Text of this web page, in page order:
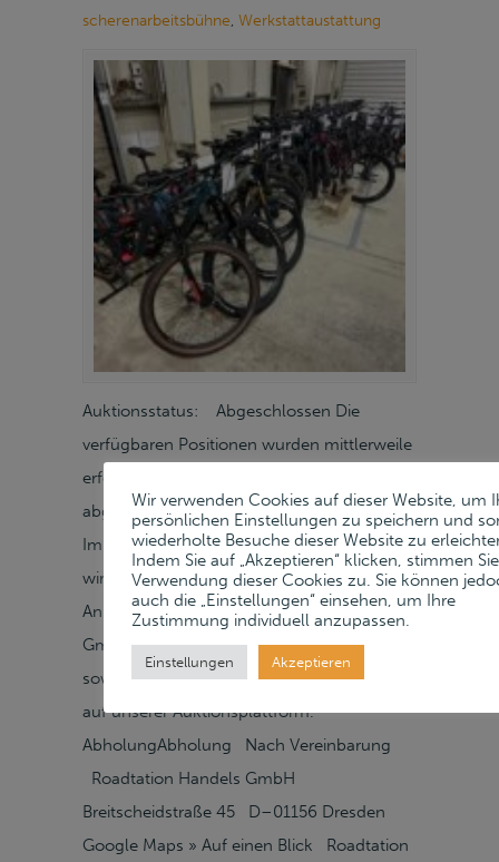
scherenarbeitsbühne, Werkstattaustattung
Auktionsstatus: Abgeschlossen Die
verfügbaren Positionen wurden mittlerweile
erfolgreich verkauft. Diese Auktion ist somit
abgeschlossen. Freiverkauf/Online-Auktion
Im Auftrag der Berechtigten versteigerten
wir gegen Höchstgebot das mobile
Anlagevermögen der Roadtation Handels
GmbH aus Dresden in einer Online-Auktion
sowie einem darauf folgenden Freiverkauf
auf unserer Auktionsplattform.
AbholungAbholung Nach Vereinbarung
Roadtation Handels GmbH
Breitscheidstraße 45 D–01156 Dresden
Google Maps » Auf einen Blick Roadtation
Wir verwenden Cookies auf dieser Website, um
persönlichen Einstellungen zu speichern und
wiederholte Besuche dieser Website zu
Indem Sie auf „Akzeptieren“ klicken, stimmen
Verwendung dieser Cookies zu. Sie können
auch die „Einstellungen“ einsehen, um Ihre
Zustimmung individuell anzupassen.
Einstellungen Akzeptieren